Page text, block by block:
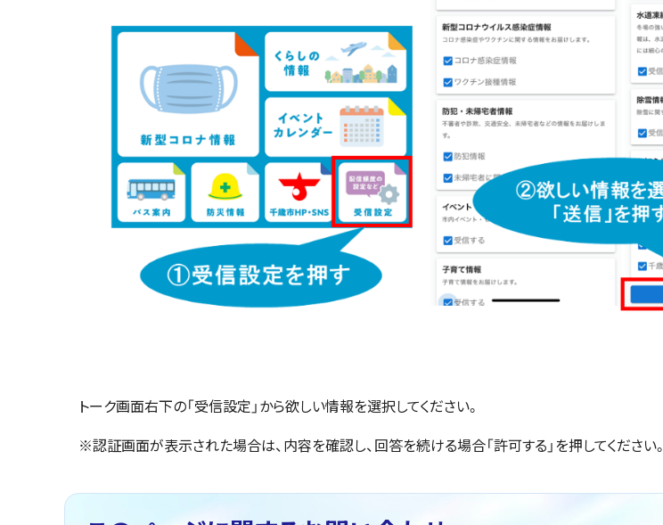
トーク画面右下の「受信設定」から欲しい情報を選択してください。
※認証画面が表示された場合は、内容を確認し、回答を続ける場合「許可する」を押してください。